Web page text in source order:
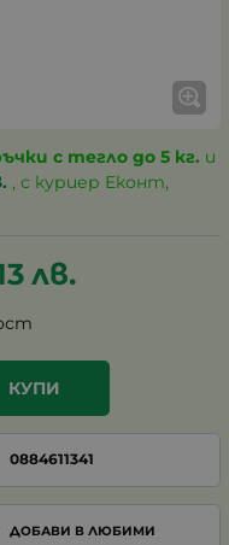
с тегло до 5 кг. и
, с куриер Еконт,
лв.
КУПИ
0884611341
ДОБАВИ В ЛЮБИМИ